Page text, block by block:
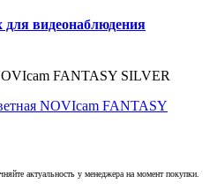
для видеонаблюдения
FANTASY SILVER
актуальность у менеджера на момент покупки.